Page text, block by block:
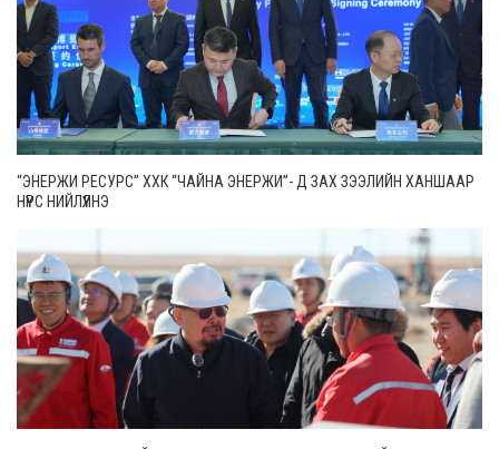
“ЭНЕРЖИ РЕСУРС” ХХК “ЧАЙНА ЭНЕРЖИ”- Д ЗАХ ЗЭЭЛИЙН ХАНШААР
НҮҮРС НИЙЛҮҮЛНЭ